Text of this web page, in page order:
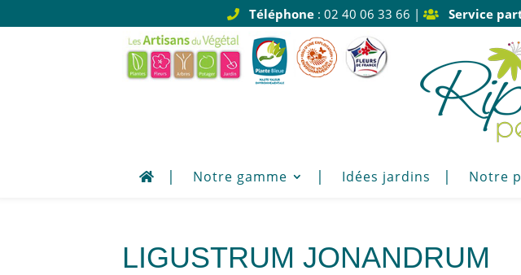
Téléphone: 02 40 06 33 66 | Service
Notre gamme Idées jardins Notre
LIGUSTRUM JONANDRUM